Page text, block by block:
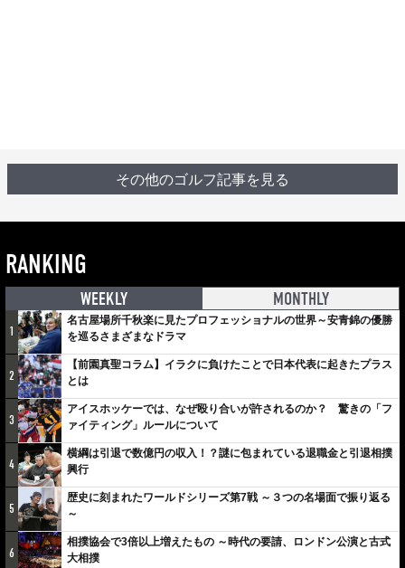
その他のゴルフ記事を見る
RANKING
WEEKLY MONTHLY
1
名古屋場所千秋楽に見たプロフェッショナルの世界～安青錦の優勝
を巡るさまざまなドラマ
2
【前園真聖コラム】イラクに負けたことで日本代表に起きたプラス
とは
3
アイスホッケーでは、なぜ殴り合いが許されるのか？ 驚きの「フ
ァイティング」ルールについて
4
横綱は引退で数億円の収入！？謎に包まれている退職金と引退相撲
興行
5
歴史に刻まれたワールドシリーズ第7戦 ～３つの名場面で振り返る
～
6
相撲協会で3倍以上増えたもの ～時代の要請、ロンドン公演と古式
大相撲